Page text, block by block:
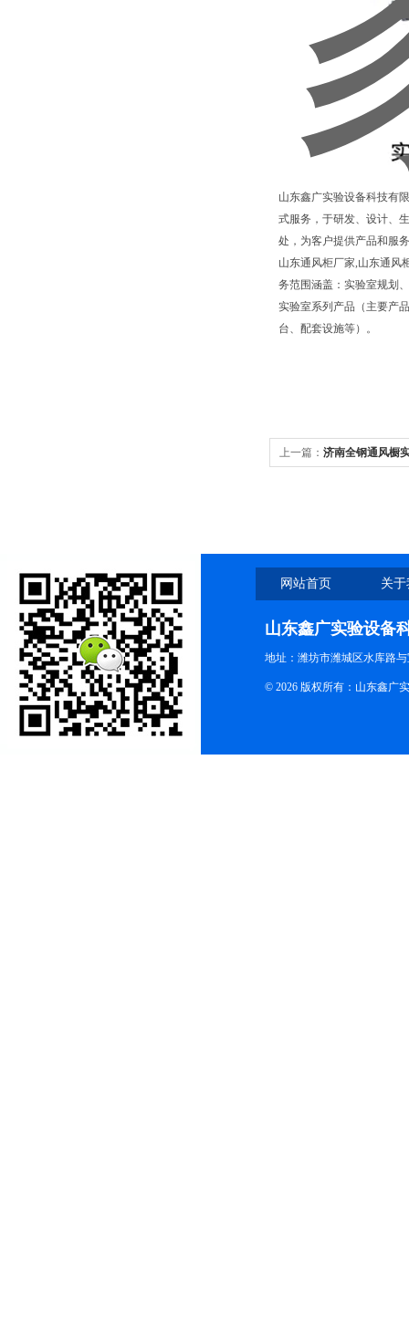
山东鑫广实验设备科技有
式服务，于研发、设计、
处，为客户提供产品和服
山东通风柜厂家,山东通风
务范围涵盖：实验室规划
实验室系列产品（主要产
台、配套设施等）。
上一篇： 济南全钢通风橱
网站首页 关
山东鑫广实验设备
地址：潍坊市潍城区水库路
© 2026 版权所有：山东鑫广